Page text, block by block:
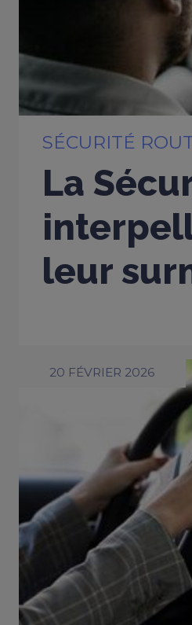
SÉCURITÉ
La
leur
20 FÉVRIER 2026